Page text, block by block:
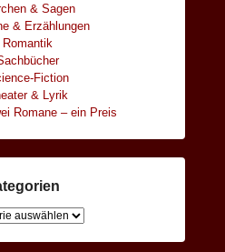
& Sagen
& Erzählungen
Romantik
Fiction
& Lyrik
Romane – ein Preis